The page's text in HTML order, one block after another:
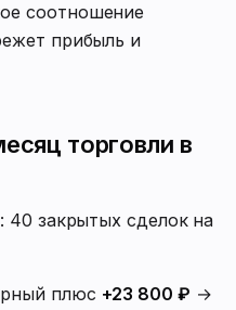
соотношение
прибыль и
торговли в
40 закрытых сделок на
плюс +23 800 ₽ →